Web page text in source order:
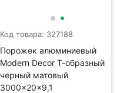
Код товара: 327188
Порожек алюминиевый
Modern Decor Т-образный
черный матовый
3000×20×9,1